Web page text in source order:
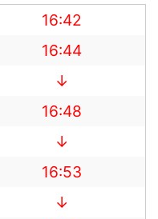
16:42
16:44
↓
16:48
↓
16:53
↓